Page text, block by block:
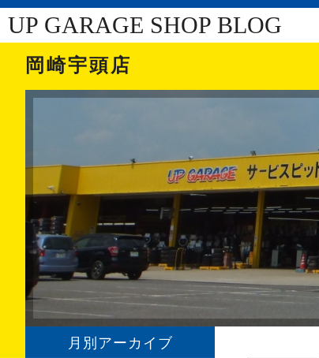
UP GARAGE SHOP BLOG
岡崎宇頭店
月別アーカイブ